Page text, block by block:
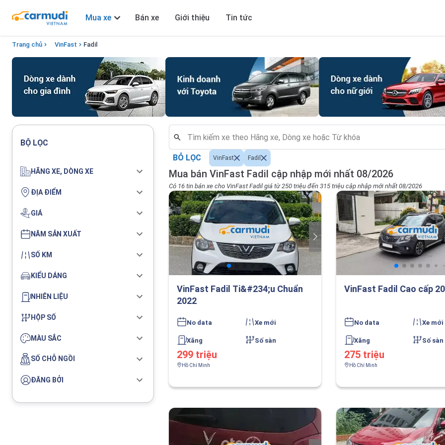
Mua xe Bán xe Giới thiệu Tin tức
Trang chủ VinFast Fadil
BỘ LỌC
HÃNG XE, DÒNG XE
ĐỊA ĐIỂM
GIÁ
NĂM SẢN XUẤT
SỐ KM
KIỂU DÁNG
NHIÊN LIỆU
HỘP SỐ
MÀU SẮC
SỐ CHỖ NGỒI
ĐĂNG BỞI
Mua bán VinFast Fadil cập nhập mới nhất 08/2026
Có 16 tin bán xe cho VinFast Fadil giá từ 250 triệu đến 315 triệu cập nhập mới nhất 08/2026
BỎ LỌC VinFast Fadil
VinFast Fadil Ti&#234;u Chuẩn
2022
No data Xe mới
Xăng Số sàn
299 triệu
Hồ Chí Minh
VinFast Fadil Cao cấp
No data Xe mới
Xăng Số sàn
275 triệu
Hồ Chí Minh